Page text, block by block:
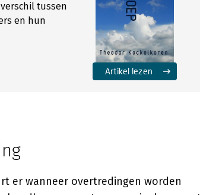
tussen
en hun
Artikel lezen
er wanneer overtredingen worden